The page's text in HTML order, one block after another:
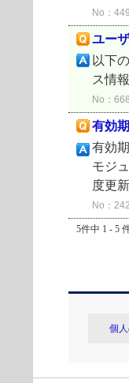
No：
ユー
以下
ス情
No：
有効
有効
モジ
度更
No：242
5件中 1 - 5
個